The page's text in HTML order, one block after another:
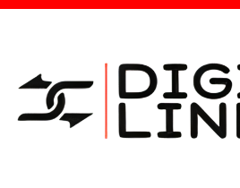
Saltar